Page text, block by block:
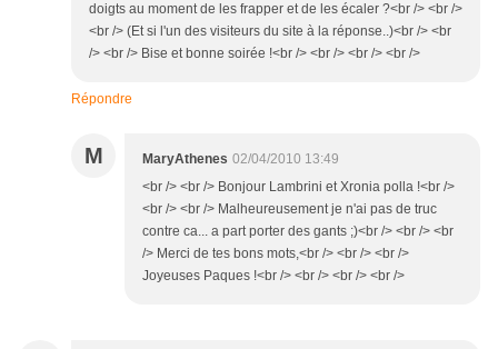
doigts au moment de les frapper et de les écaler ?<br /> <br />
<br /> (Et si l'un des visiteurs du site à la réponse..)<br /> <br
/> <br /> Bise et bonne soirée !<br /> <br /> <br /> <br />
Répondre
M MaryAthenes 02/04/2010 13:49
<br /> <br /> Bonjour Lambrini et Xronia polla !<br />
<br /> <br /> Malheureusement je n'ai pas de truc
contre ca... a part porter des gants ;)<br /> <br /> <br
/> Merci de tes bons mots,<br /> <br /> <br />
Joyeuses Paques !<br /> <br /> <br /> <br />